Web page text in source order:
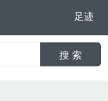
足迹
搜 索